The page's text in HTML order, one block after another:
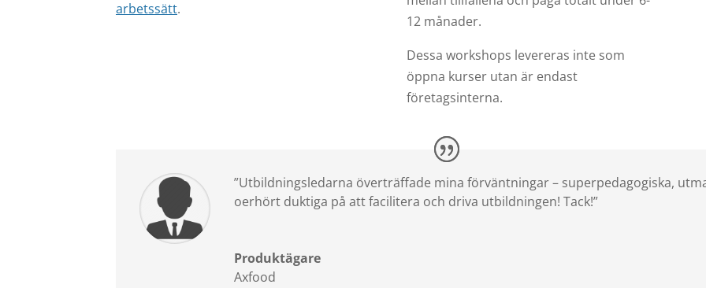
arbetssätt.
12 månader.
Dessa workshops levereras inte som
öppna kurser utan är endast
företagsinterna.
”Utbildningsledarna överträffade mina förväntningar – superpedagogiska,
oerhört duktiga på att facilitera och driva utbildningen! Tack!”
Produktägare
Axfood